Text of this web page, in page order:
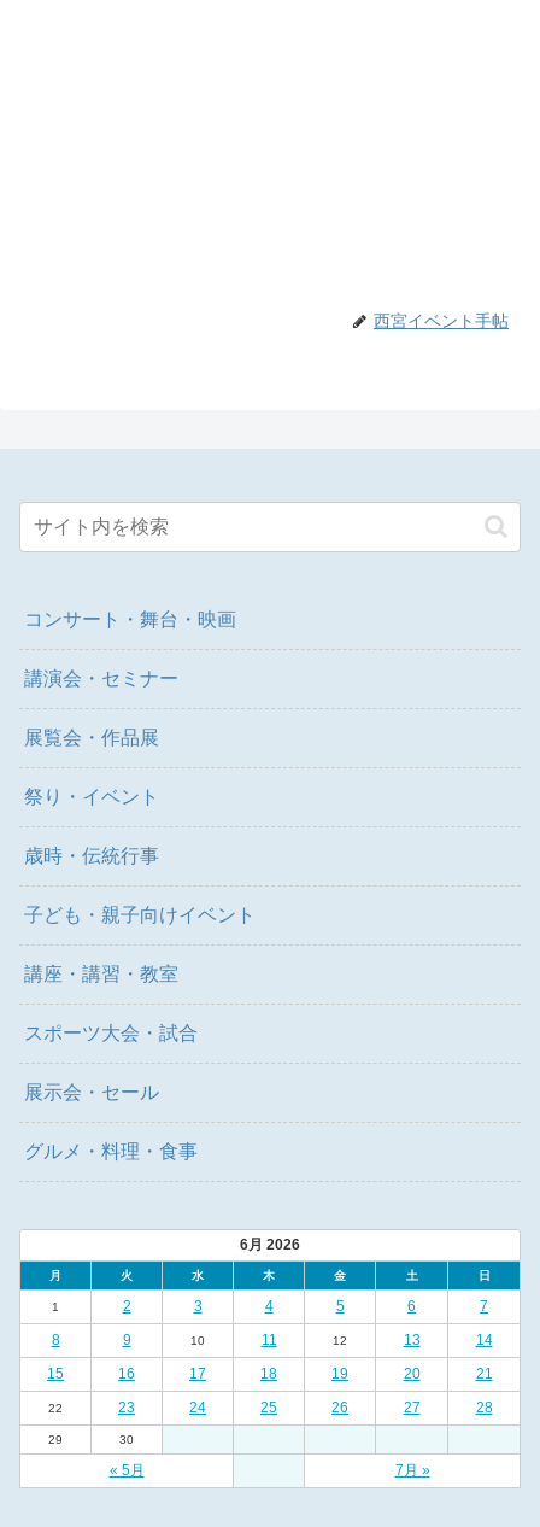
西宮イベント手帖
コンサート・舞台・映画
講演会・セミナー
展覧会・作品展
祭り・イベント
歳時・伝統行事
子ども・親子向けイベント
講座・講習・教室
スポーツ大会・試合
展示会・セール
グルメ・料理・食事
6月 2026
月 火 水 木 金 土 日
1 2 3 4 5 6
7
8
9 10 11 12 13
14
15
16 17 18 19 20 21
22 23 24 25 26 27 28
29 30
« 5月 7月 »